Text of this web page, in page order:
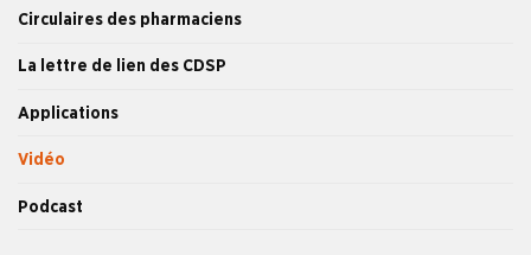
Circulaires des pharmaciens
La lettre de lien des CDSP
Applications
Vidéo
Podcast